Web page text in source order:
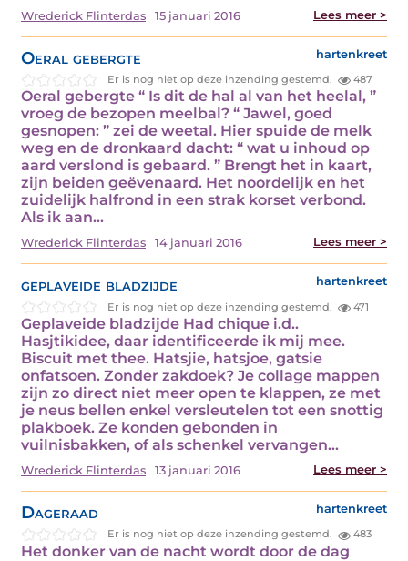
Wrederick Flinterdas 15 januari 2016 Lees meer >
Oeral gebergte hartenkreet
Er is nog niet op deze inzending gestemd. 487
Oeral gebergte “ Is dit de hal al van het heelal, ”
vroeg de bezopen meelbal? “ Jawel, goed
gesnopen: ” zei de weetal. Hier spuide de melk
weg en de dronkaard dacht: “ wat u inhoud op
aard verslond is gebaard. ” Brengt het in kaart,
zijn beiden geëvenaard. Het noordelijk en het
zuidelijk halfrond in een strak korset verbond.
Als ik aan…
Wrederick Flinterdas 14 januari 2016 Lees meer >
geplaveide bladzijde hartenkreet
Er is nog niet op deze inzending gestemd. 471
Geplaveide bladzijde Had chique i.d..
Hasjtikidee, daar identificeerde ik mij mee.
Biscuit met thee. Hatsjie, hatsjoe, gatsie
onfatsoen. Zonder zakdoek? Je collage mappen
zijn zo direct niet meer open te klappen, ze met
je neus bellen enkel versleutelen tot een snottig
plakboek. Ze konden gebonden in
vuilnisbakken, of als schenkel vervangen…
Wrederick Flinterdas 13 januari 2016 Lees meer >
Dageraad hartenkreet
Er is nog niet op deze inzending gestemd. 483
Het donker van de nacht wordt door de dag